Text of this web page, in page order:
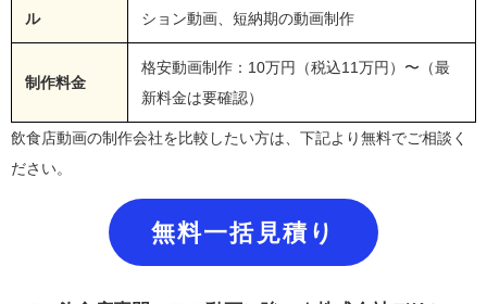
ル
ション動画、短納期の動画制作
制作料金
格安動画制作：10万円（税込11万円）〜（最
新料金は要確認）
飲食店動画の制作会社を比較したい方は、下記より無料でご相談く
ださい。
無料一括見積り